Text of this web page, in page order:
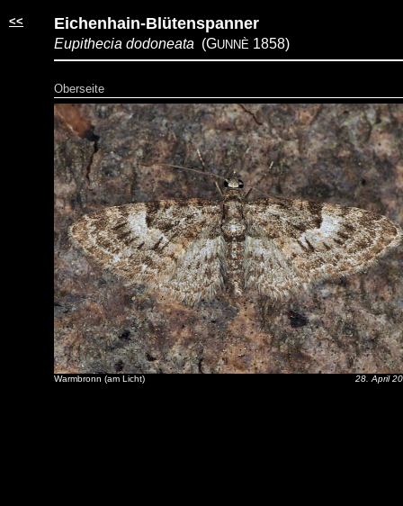
<< Eichenhain-Blütenspanner
Eupithecia dodoneata (GUNNÈ 1858)
Oberseite
Warmbronn (am Licht) 28. April